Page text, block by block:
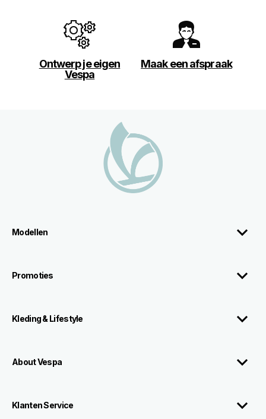
Ontwerp je eigen
Vespa
Maak een afspraak
Modellen
Promoties
Kleding & Lifestyle
About Vespa
Klanten Service